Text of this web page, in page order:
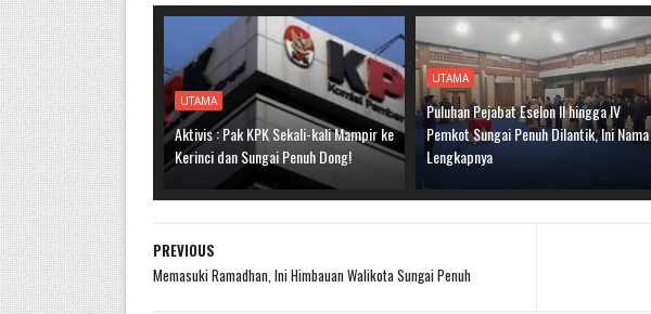
UTAMA
Aktivis : Pak KPK Sekali-kali Mampir ke
Kerinci dan Sungai Penuh Dong!
UTAMA
Puluhan Pejabat Eselon II hingga IV
Pemkot Sungai Penuh Dilantik, Ini Nama
Lengkapnya
PREVIOUS
Memasuki Ramadhan, Ini Himbauan Walikota Sungai Penuh